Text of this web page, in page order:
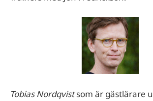
Tobias Nordqvistsom är gästlärare